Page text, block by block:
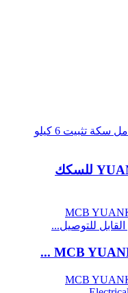
حامل YUANKY N7 (F360) للسكك
MCB